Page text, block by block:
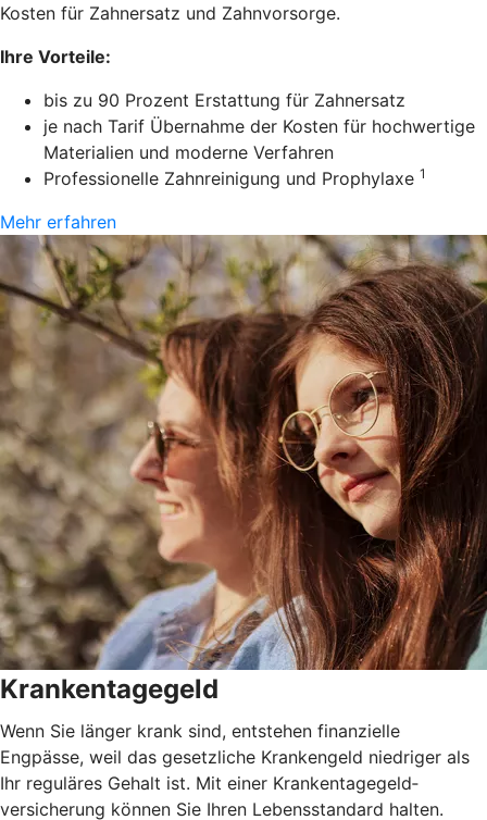
Kosten für Zahnersatz und Zahnvorsorge.
Ihre Vorteile:
bis zu 90 Prozent Erstattung für Zahnersatz
je nach Tarif Übernahme der Kosten für hochwertige
Materialien und moderne Verfahren
Professionelle Zahnreinigung und Prophylaxe 1
Mehr erfahren
Krankentagegeld
Wenn Sie länger krank sind, entstehen finanzielle
Engpässe, weil das gesetzliche Krankengeld niedriger als
Ihr reguläres Gehalt ist. Mit einer Krankentagegeld­
versicherung können Sie Ihren Lebensstandard halten.